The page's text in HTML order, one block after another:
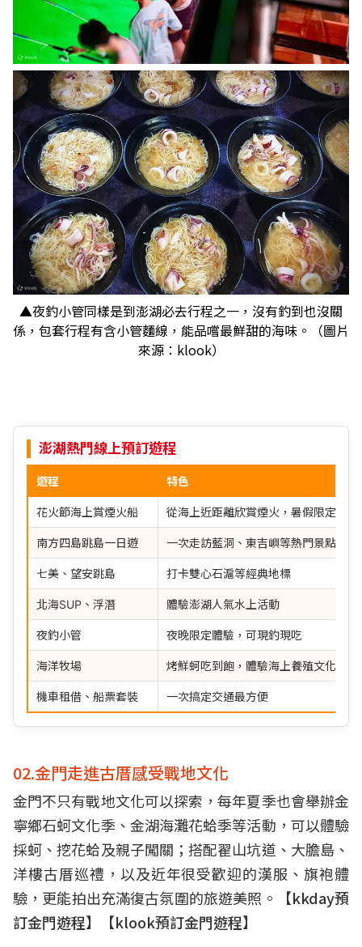
▲夜釣小管同樣是到澎湖必去行程之一，沒有釣到也沒關
係，包套行程有含小管麵線，能品嚐最鮮甜的海味。（圖片
來源：klook）
澎湖熱門線上預訂遊程
遊程 特色
花火節海上賞煙火船 從海上近距離欣賞煙火，暑假限定人氣
南方四島跳島一日遊 一次走訪藍洞、東吉嶼等熱門景點
七美、望安跳島 打卡雙心石滬等經典地標
北海SUP、浮潛 體驗澎湖人氣水上活動
夜釣小管 夜晚限定體驗，可現釣現吃
海洋牧場 烤鮮蚵吃到飽，體驗海上養殖文化
機車租借、船票套裝 一次搞定交通最方便
02.金門走進古厝感受戰地文化
金門不只有戰地文化可以探索，每年夏季也會舉辦金
寧鄉石蚵文化季、金湖海灘花蛤季等活動，可以體驗
採蚵、挖花蛤及親子闖關；搭配翟山坑道、大膽島、
洋樓古厝巡禮，以及近年很受歡迎的漢服、旗袍體
驗，更能拍出充滿復古氛圍的旅遊美照。【kkday預
訂金門遊程】【klook預訂金門遊程】